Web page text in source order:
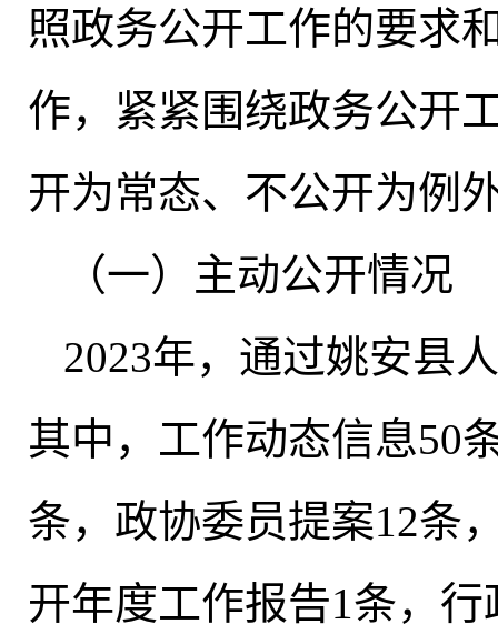
照政务公开工作的要求
作， 紧紧围绕政务公开
开为常态、不公开为例
（一）主动公开情况
2023年， 通过姚安县
其中 ， 工作动态信息50
条，政协委员提案12条
开年度工作报告1条， 行